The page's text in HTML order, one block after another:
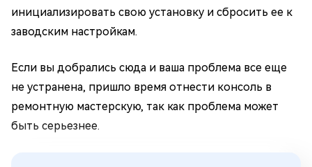
инициализировать свою установку и сбросить ее к
заводским настройкам.
Если вы добрались сюда и ваша проблема все еще
не устранена, пришло время отнести консоль в
ремонтную мастерскую, так как проблема может
быть серьезнее.